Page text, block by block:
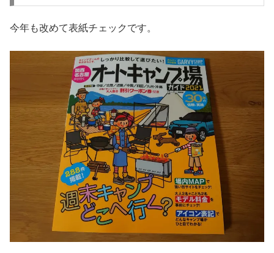
今年も改めて表紙チェックです。